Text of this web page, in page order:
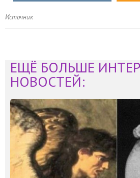
Источник
ЕЩЁ БОЛЬШЕ
НОВОСТЕЙ: